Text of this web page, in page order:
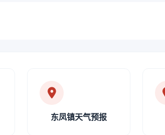
东凤镇天气预报